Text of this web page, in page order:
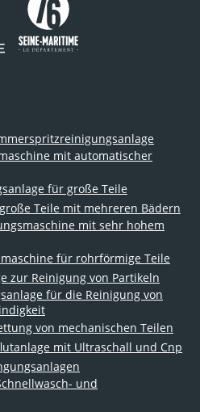
mit automatischer
für große Teile
Teile mit mehreren Bädern
mit sehr hohem
für rohrförmige Teile
zur Reinigung von Partikeln
für die Reinigung von
von mechanischen Teilen
mit Ultraschall und Cnp
und